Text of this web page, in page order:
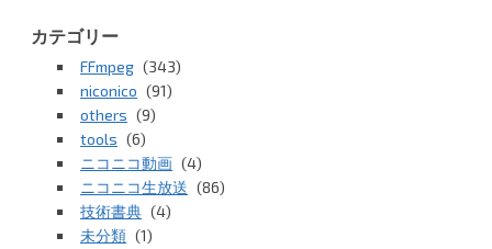
カテゴリー
FFmpeg (343)
niconico (91)
others (9)
tools (6)
ニコニコ動画 (4)
ニコニコ生放送 (86)
技術書典 (4)
未分類 (1)